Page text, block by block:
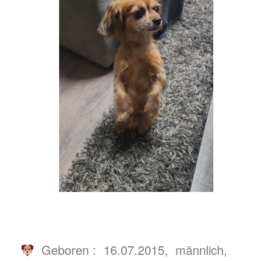
Geboren : 16.07.2015, männlich,